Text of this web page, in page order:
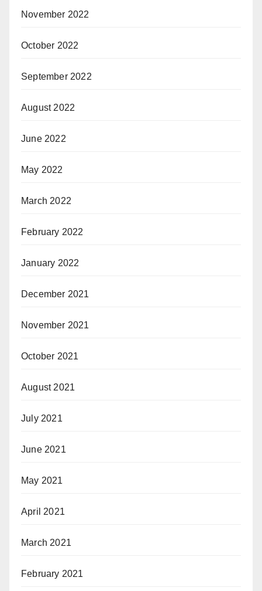
November 2022
October 2022
September 2022
August 2022
June 2022
May 2022
March 2022
February 2022
January 2022
December 2021
November 2021
October 2021
August 2021
July 2021
June 2021
May 2021
April 2021
March 2021
February 2021